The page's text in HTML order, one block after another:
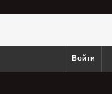
Войти